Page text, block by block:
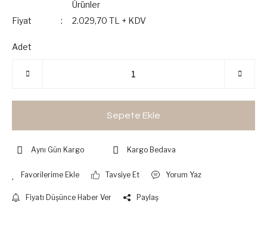
Ürünler
Fiyat
2.029,70 TL + KDV
Adet
Sepete Ekle
Aynı Gün Kargo Kargo Bedava
Tavsiye Et Yorum Yaz
Fiyatı Düşünce Haber Ver Paylaş